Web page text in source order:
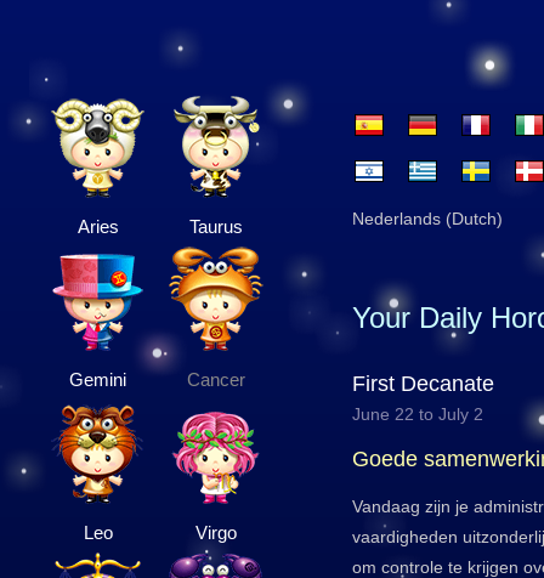
Aries Taurus
Gemini Cancer
Leo Virgo
Nederlands (Dutch)
Your Daily
First Decanate
June 22 to July 2
Goede
Vandaag zijn je
vaardigheden
om controle te krijgen